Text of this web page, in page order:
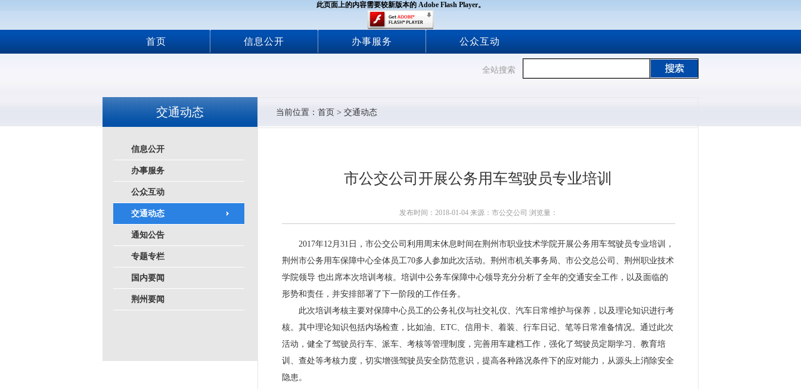
此页面上的内容需要较新版本的 Adobe Flash Player。
首页 信息公开 办事服务 公众互动
全站搜索
交通动态
信息公开
办事服务
公众互动
交通动态
通知公告
专题专栏
国内要闻
荆州要闻
当前位置： 首页 > 交通动态
市公交公司开展公务用车驾驶员专业培训
发布时间：2018-01-04 来源：市公交公司 浏览量：
2017年12月31日，市公交公司利用周末休息时间在荆州市职业技术学院开展公务用车驾驶员专业培训，
荆州市公务用车保障中心全体员工70多人参加此次活动。荆州市机关事务局、市公交总公司、荆州职业技术
学院领导 也出席本次培训考核。培训中公务车保障中心领导充分分析了全年的交通安全工作，以及面临的
形势和责任，并安排部署了下一阶段的工作任务。
此次培训考核主要对保障中心员工的公务礼仪与社交礼仪、汽车日常维护与保养，以及理论知识进行考
核。其中理论知识包括内场检查，比如油、ETC、信用卡、着装、行车日记、笔等日常准备情况。通过此次
活动，健全了驾驶员行车、派车、考核等管理制度，完善用车建档工作，强化了驾驶员定期学习、教育培
训、查处等考核力度，切实增强驾驶员安全防范意识，提高各种路况条件下的应对能力，从源头上消除安全
隐患。